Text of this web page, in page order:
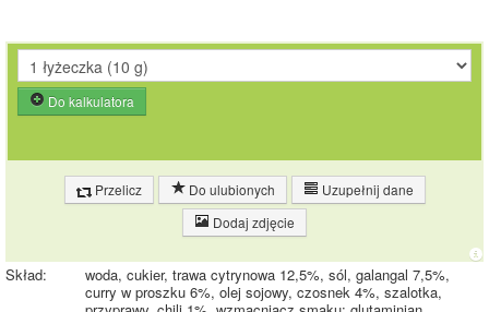
Do kalkulatora
Przelicz Do ulubionych
Uzupełnij dane
Dodaj zdjęcie
Skład:
woda, cukier, trawa cytrynowa 12,5%, sól, galangal 7,5%,
curry w proszku 6%, olej sojowy, czosnek 4%, szalotka,